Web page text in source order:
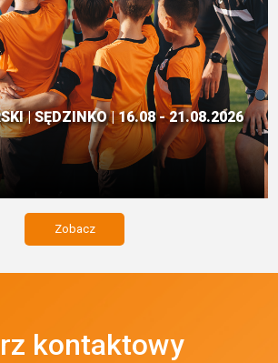
| SĘDZINKO | 16.08 - 21.08.2026
Zobacz
kontaktowy